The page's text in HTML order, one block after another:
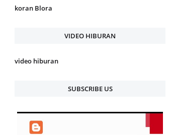
koran Blora
VIDEO HIBURAN
video hiburan
SUBSCRIBE US